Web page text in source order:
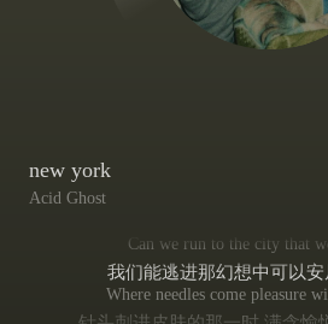
new york
Acid Ghost
Can we run to the city that
我们能逃进那幻想中可以
Where needles come pleasure